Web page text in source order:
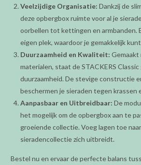
Veelzijdige Organisatie: Dankzij de
deze opbergbox ruimte voor al je
oorbellen tot kettingen en armbanden.
eigen plek, waardoor je gemakkelijk
Duurzaamheid en Kwaliteit: Gemaakt
materialen, staat de STACKERS
duurzaamheid. De stevige constructie
beschermen je sieraden tegen krassen
Aanpasbaar en Uitbreidbaar: De
het mogelijk om de opbergbox aan te
groeiende collectie. Voeg lagen toe
sieradencollectie zich uitbreidt.
Bestel nu en ervaar de perfecte balans